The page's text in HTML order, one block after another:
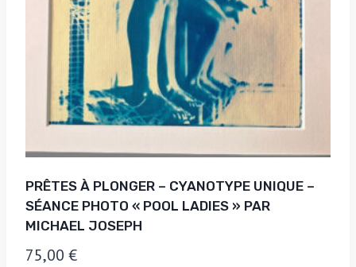
PRÊTES À PLONGER – CYANOTYPE UNIQUE –
SÉANCE PHOTO « POOL LADIES » PAR
MICHAEL JOSEPH
75,00 €